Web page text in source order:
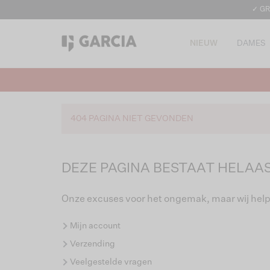
✓
NIEUW DAMES
404 PAGINA NIET GEVONDEN
DEZE PAGINA BESTAAT
Onze excuses voor het ongemak, maar wij
Mijn account
Verzending
Veelgestelde vragen